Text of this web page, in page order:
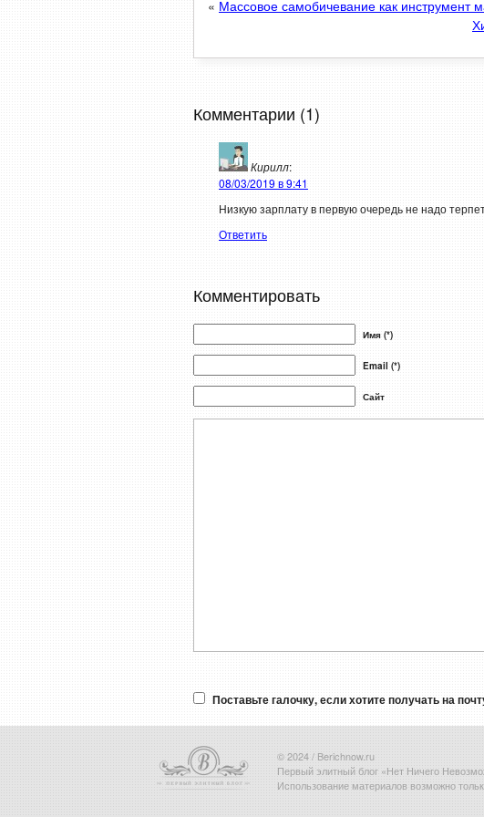
« Массовое самобичевание как инструмент
Комментарии (1)
Кирилл:
08/03/2019 в 9:41
Низкую зарплату в первую очередь не надо
Ответить
Комментировать
Имя (*)
Email (*)
Сайт
Поставьте галочку, если хотите получать на
© 2024 / Berichnow.ru
Первый элитный блог «Нет Ничего
Использование материалов возможно